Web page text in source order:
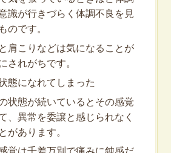
識が行きづらく体調不良を見
のです。
肩こりなどは気になることが
されがちです。
になれてしまった
状態が続いているとその感覚
、異常を委譲と感じられなく
があります。
覚は千差万別で痛みに鈍感だ